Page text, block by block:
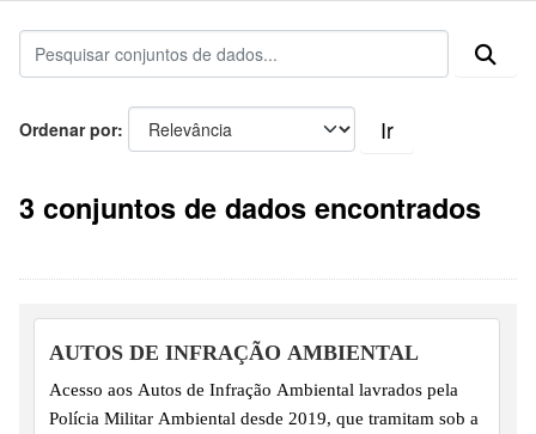
Ordenar por Ir
3 conjuntos de dados encontrados
AUTOS DE INFRAÇÃO AMBIENTAL
Acesso aos Autos de Infração Ambiental lavrados pela
Polícia Militar Ambiental desde 2019, que tramitam sob a